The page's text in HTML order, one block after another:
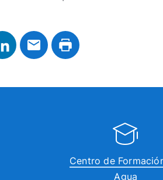
Centro de
Agua